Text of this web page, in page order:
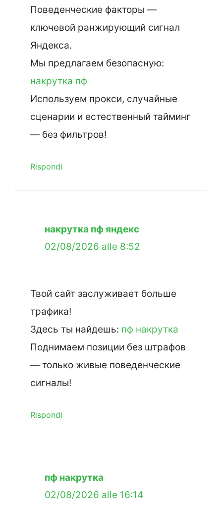
Поведенческие факторы —
ключевой ранжирующий сигнал
Яндекса.
Мы предлагаем безопасную:
накрутка пф
Используем прокси, случайные
сценарии и естественный тайминг
— без фильтров!
Rispondi
накрутка пф яндекс
02/08/2026 alle 8:52
Твой сайт заслуживает больше
трафика!
Здесь ты найдешь: пф накрутка
Поднимаем позиции без штрафов
— только живые поведенческие
сигналы!
Rispondi
пф накрутка
02/08/2026 alle 16:14